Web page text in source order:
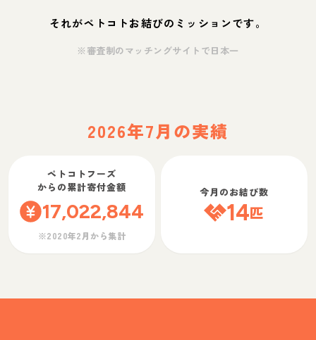
それがペトコトお結びのミッションです。
※審査制のマッチングサイトで日本一
2026年7月の実績
ペトコトフーズ
からの累計寄付金額
17,022,844
※2020年2月から集計
今月のお結び数
14匹